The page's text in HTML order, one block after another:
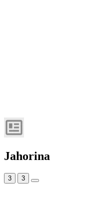
Jahorina
3 3